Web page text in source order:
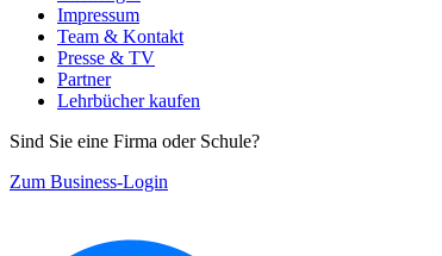
Impressum
Team & Kontakt
Presse & TV
Partner
Lehrbücher kaufen
Sind Sie eine Firma oder Schule?
Zum Business-Login